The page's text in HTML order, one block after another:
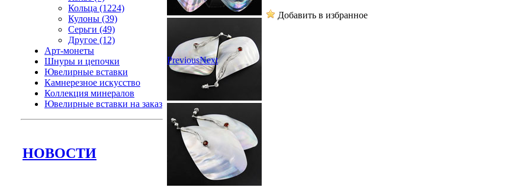
Кольца (1224)
Кулоны (39)
Серьги (49)
Другое (12)
Арт-монеты
Шнуры и цепочки
Ювелирные вставки
Камнерезное искусство
Коллекция минералов
Ювелирные вставки на заказ
НОВОСТИ
PreviousNext
Добавить в избранное